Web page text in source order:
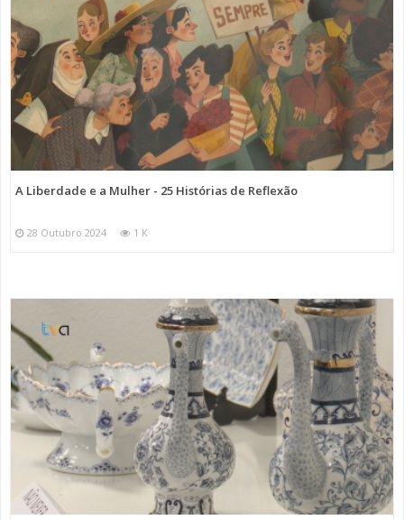
A Liberdade e a Mulher - 25 Histórias de Reflexão
28 Outubro 2024 1 K